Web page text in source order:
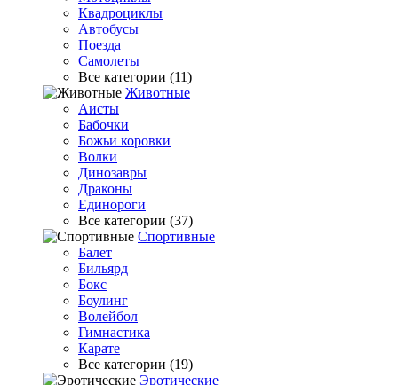
Квадроциклы
Автобусы
Поезда
Самолеты
Все категории (11)
Животные
Аисты
Бабочки
Божьи коровки
Волки
Динозавры
Драконы
Единороги
Все категории (37)
Спортивные
Балет
Бильярд
Бокс
Боулинг
Волейбол
Гимнастика
Карате
Все категории (19)
Эротические